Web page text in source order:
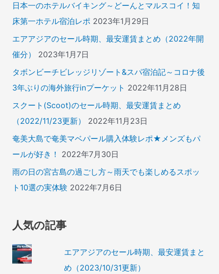
日本一のホテルバイキング～どーんとマルスコイ！知
床第一ホテル宿泊レポ 2023年1月29日
エアアジアのセール時期、最安運賃まとめ（2022年開
催分）
2023年1月7日
タボンビーチビレッジリゾート&スパ宿泊記～コロナ後
3年ぶりの海外旅行inプーケット 2022年11月28日
スクート(Scoot)のセール時期、最安運賃まとめ
（2022/11/23更新）
2022年11月23日
奄美大島で奄美マベパール購入体験レポ★メンズもパ
ールが好き！
2022年7月30日
雨の日の宮古島の過ごし方～雨天でも楽しめるスポッ
ト10選の実体験 2022年7月6日
人気の記事
エアアジアのセール時期、最安運賃まと
め（2023/10/31更新）